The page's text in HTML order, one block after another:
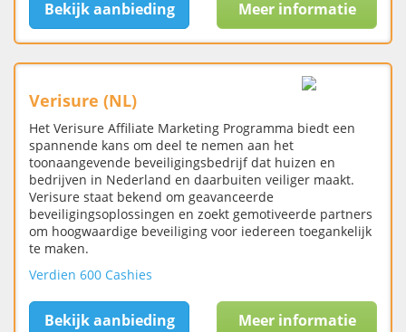
Bekijk aanbieding Meer informatie
Verisure (NL)
Het Verisure Affiliate Marketing Programma biedt een
spannende kans om deel te nemen aan het
toonaangevende beveiligingsbedrijf dat huizen en
bedrijven in Nederland en daarbuiten veiliger maakt.
Verisure staat bekend om geavanceerde
beveiligingsoplossingen en zoekt gemotiveerde partners
om hoogwaardige beveiliging voor iedereen toegankelijk
te maken.
Verdien 600 Cashies
Bekijk aanbieding Meer informatie